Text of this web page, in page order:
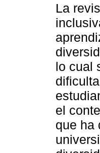
La
lo cual
el
que ha